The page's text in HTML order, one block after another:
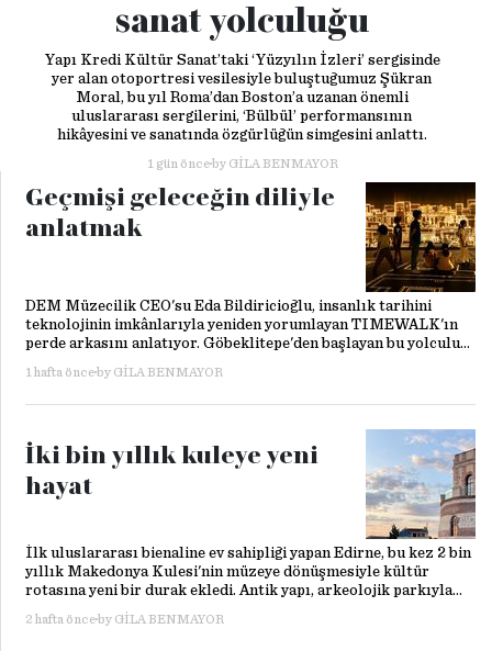
sanat yolculuğu
Yapı Kredi Kültür Sanat’taki ‘Yüzyılın İzleri’ sergisinde
yer alan otoportresi vesilesiyle buluştuğumuz Şükran
Moral, bu yıl Roma’dan Boston’a uzanan önemli
uluslararası sergilerini, ‘Bülbül’ performansının
hikâyesini ve sanatında özgürlüğün simgesini anlattı.
1 gün önceby GILA BENMAYOR
Geçmişi geleceğin diliyle
anlatmak
DEM Müzecilik CEO'su Eda Bildiricioğlu, insanlık tarihini
teknolojinin imkânlarıyla yeniden yorumlayan TIMEWALK'ın
perde arkasını anlatıyor. Göbeklitepe'den başlayan bu yolculuk,
Londra'dan dünyaya uzanan iddialı bir kültür projesine
dönüşüyor.
1 hafta önceby GILA BENMAYOR
İki bin yıllık kuleye yeni
hayat
İlk uluslararası bienaline ev sahipliği yapan Edirne, bu kez 2 bin
yıllık Makedonya Kulesi'nin müzeye dönüşmesiyle kültür
rotasına yeni bir durak ekledi. Antik yapı, arkeolojik parkıyla
birlikte kentin hafızasını yeniden görünür kılıyor.
2 hafta önceby GILA BENMAYOR